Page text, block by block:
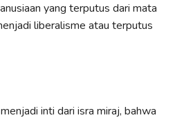
yang terputus dari mata
liberalisme atau terputus
inti dari isra miraj, bahwa